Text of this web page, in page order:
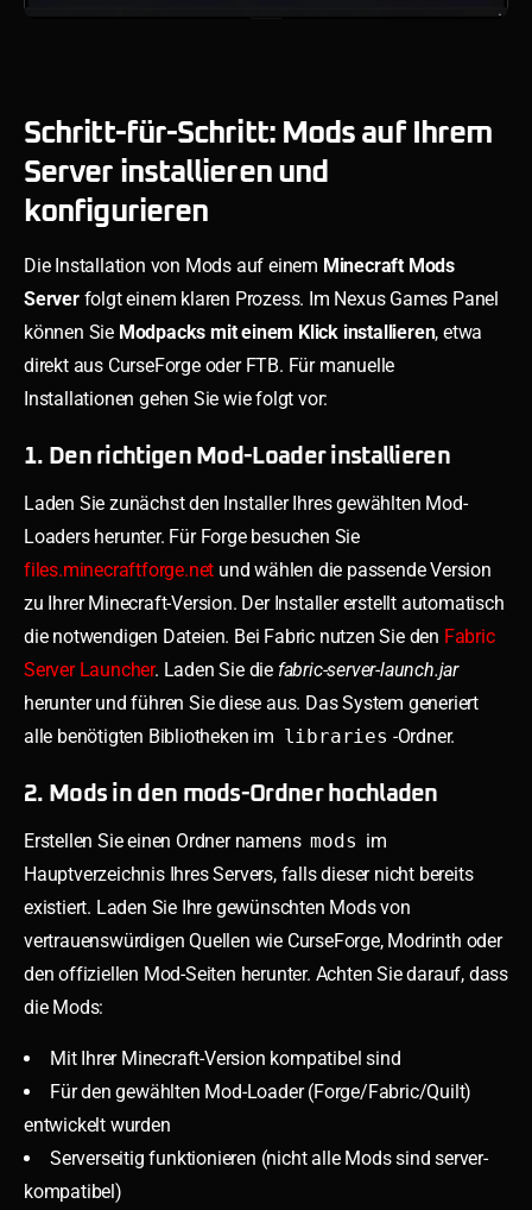
Schritt-für-Schritt: Mods auf Ihrem
Server installieren und
konfigurieren
Die Installation von Mods auf einem Minecraft Mods
Serverfolgt einem klaren Prozess. Im Nexus Games Panel
können Sie Modpacks mit einem Klick installieren, etwa
direkt aus CurseForge oder FTB. Für manuelle
Installationen gehen Sie wie folgt vor:
1. Den richtigen Mod-Loader installieren
Laden Sie zunächst den Installer Ihres gewählten Mod-
Loaders herunter. Für Forge besuchen Sie
files.minecraftforge.net und wählen die passende Version
zu Ihrer Minecraft-Version. Der Installer erstellt automatisch
die notwendigen Dateien. Bei Fabric nutzen Sie den Fabric
Server Launcher. Laden Sie die fabric-server-launch.jar
herunter und führen Sie diese aus. Das System generiert
alle benötigten Bibliotheken im libraries -Ordner.
2. Mods in den mods-Ordner hochladen
Erstellen Sie einen Ordner namens mods im
Hauptverzeichnis Ihres Servers, falls dieser nicht bereits
existiert. Laden Sie Ihre gewünschten Mods von
vertrauenswürdigen Quellen wie CurseForge, Modrinth oder
den offiziellen Mod-Seiten herunter. Achten Sie darauf, dass
die Mods:
Mit Ihrer Minecraft-Version kompatibel sind
Für den gewählten Mod-Loader (Forge/Fabric/Quilt)
entwickelt wurden
Serverseitig funktionieren (nicht alle Mods sind server-
kompatibel)